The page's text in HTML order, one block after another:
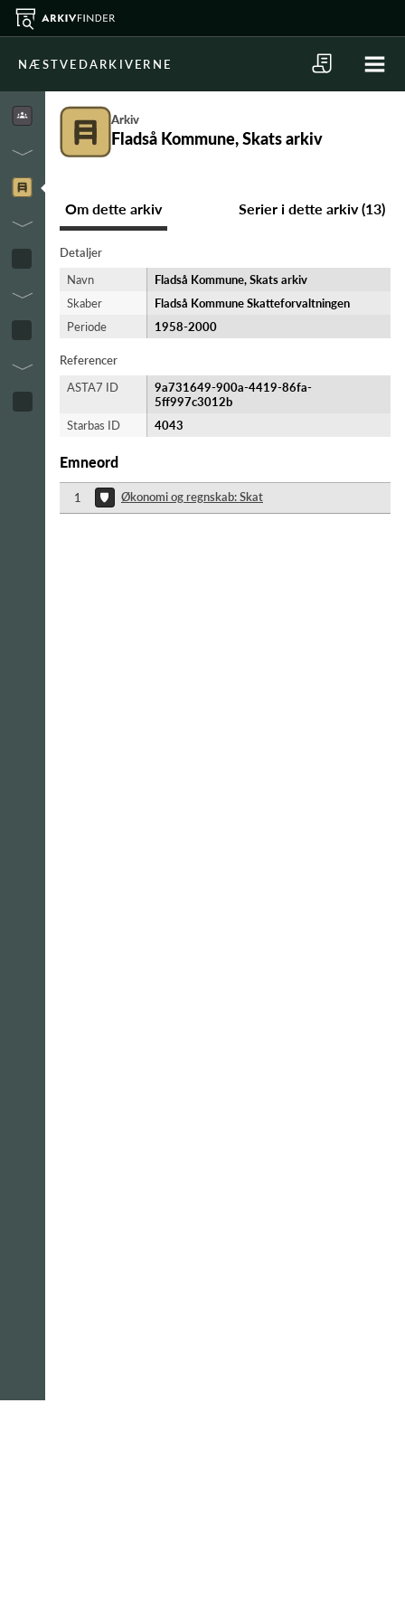
NÆSTVEDARKIVERNE
Arkiv
Fladså Kommune, Skats arkiv
Om dette arkiv Serier i dette arkiv (13)
Detaljer
Navn
Fladså Kommune, Skats arkiv
Skaber
Fladså Kommune Skatteforvaltningen
Periode
1958-​2000
Referencer
ASTA7 ID
9a731649-900a-4419-86fa-
5ff997c3012b
Starbas ID
4043
Emneord
1 Økonomi og regnskab: Skat